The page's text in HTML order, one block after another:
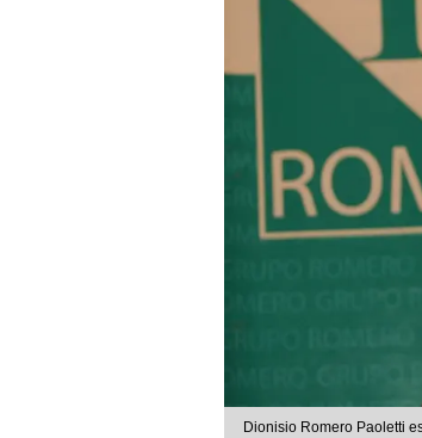
Dionisio Romero Paoletti